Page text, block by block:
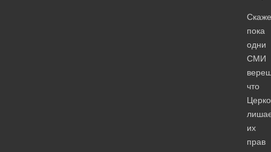
пока
одни
СМИ
что
их
прав